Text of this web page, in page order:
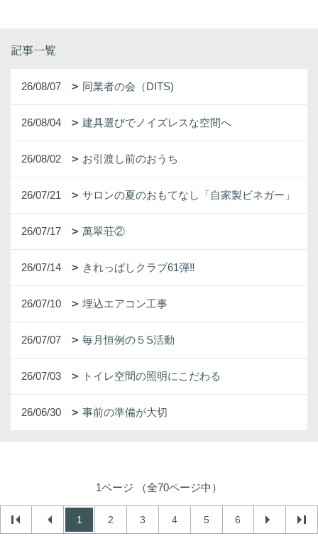
記事一覧
26/08/07 同業者の会（DITS)
26/08/04 建具選びでノイズレスな空間へ
26/08/02 お引渡し前のおうち
26/07/21 サロンの夏のおもてなし「自家製ビネガー」
26/07/17 萬翠荘②
26/07/14 きれっぱしクラブ61弾‼
26/07/10 埋込エアコン工事
26/07/07 毎月恒例の５S活動
26/07/03 トイレ空間の照明にこだわる
26/06/30 事前の準備が大切
1ページ （全70ページ中）
1 2 3 4 5 6